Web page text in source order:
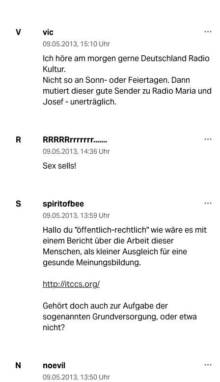
V vic
09.05.2013, 15:10 Uhr
Ich höre am morgen gerne Deutschland Radio
Kultur.
Nicht so an Sonn- oder Feiertagen. Dann
mutiert dieser gute Sender zu Radio Maria und
Josef - unerträglich.
R RRRRRrrrrrrr.......
09.05.2013, 14:36 Uhr
Sex sells!
S spiritofbee
09.05.2013, 13:59 Uhr
Hallo du "öffentlich-rechtlich" wie wäre es mit
einem Bericht über die Arbeit dieser
Menschen, als kleiner Ausgleich für eine
gesunde Meinungsbildung.
http://itccs.org/
Gehört doch auch zur Aufgabe der
sogenannten Grundversorgung, oder etwa
nicht?
N noevil
09.05.2013, 13:50 Uhr